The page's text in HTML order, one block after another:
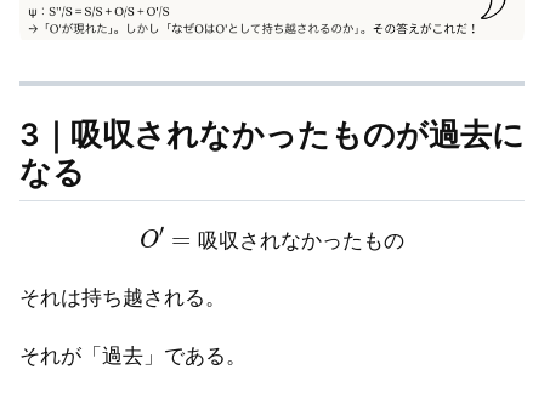
3｜吸収されなかったものが過去に
なる
吸 収 され な か っ た も の
′=吸 収さ れな か たもの
それは持ち越される。
それが「過去」である。